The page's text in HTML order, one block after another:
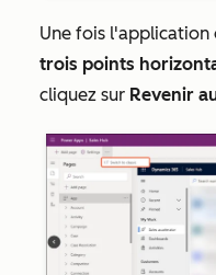
Une fois l'application
trois points
cliquez sur Revenir